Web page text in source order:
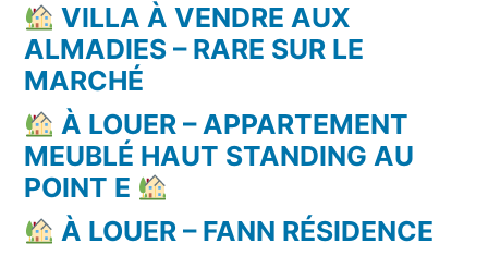
VILLA À VENDRE AUX
ALMADIES – RARE SUR LE
MARCHÉ
À LOUER – APPARTEMENT
MEUBLÉ HAUT STANDING AU
POINT E
À LOUER – FANN RÉSIDENCE